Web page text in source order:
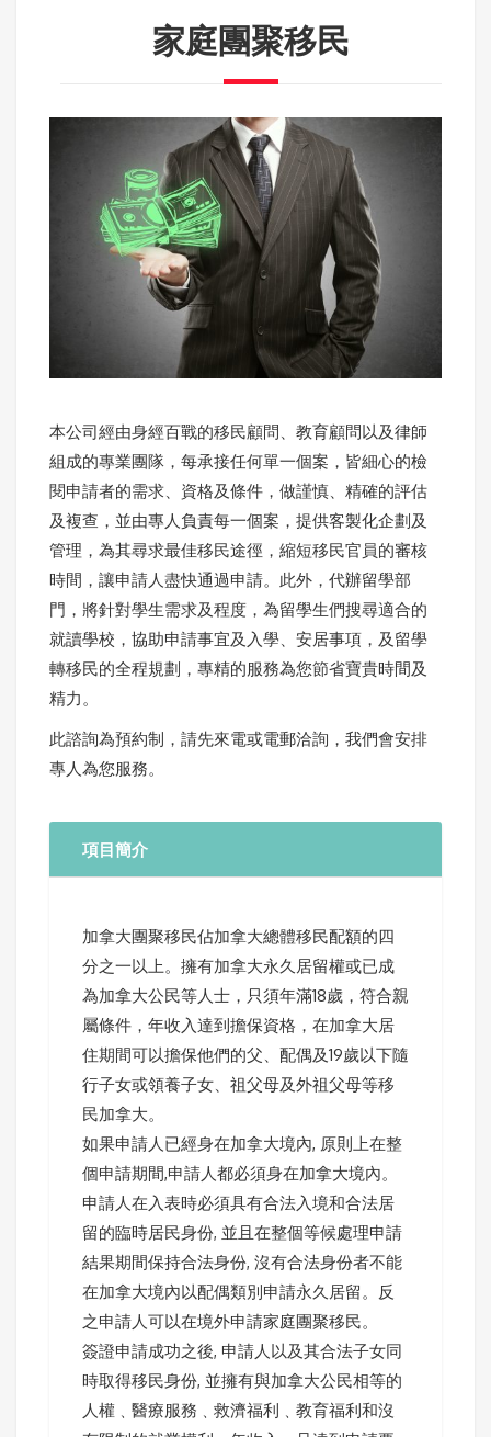
家庭團聚移民
本公司經由身經百戰的移民顧問、教育顧問以及律師
組成的專業團隊，每承接任何單一個案，皆細心的檢
閱申請者的需求、資格及條件，做謹慎、精確的評估
及複查，並由專人負責每一個案，提供客製化企劃及
管理，為其尋求最佳移民途徑，縮短移民官員的審核
時間，讓申請人盡快通過申請。此外，代辦留學部
門，將針對學生需求及程度，為留學生們搜尋適合的
就讀學校，協助申請事宜及入學、安居事項，及留學
轉移民的全程規劃，專精的服務為您節省寶貴時間及
精力。
此諮詢為預約制，請先來電或電郵洽詢，我們會安排
專人為您服務。
項目簡介
加拿大團聚移民佔加拿大總體移民配額的四
分之一以上。擁有加拿大永久居留權或已成
為加拿大公民等人士，只須年滿18歲，符合親
屬條件，年收入達到擔保資格，在加拿大居
住期間可以擔保他們的父、配偶及19歲以下隨
行子女或領養子女、祖父母及外祖父母等移
民加拿大。
如果申請人已經身在加拿大境內, 原則上在整
個申請期間,申請人都必須身在加拿大境內。
申請人在入表時必須具有合法入境和合法居
留的臨時居民身份, 並且在整個等候處理申請
結果期間保持合法身份, 沒有合法身份者不能
在加拿大境內以配偶類別申請永久居留。反
之申請人可以在境外申請家庭團聚移民。
簽證申請成功之後, 申請人以及其合法子女同
時取得移民身份, 並擁有與加拿大公民相等的
人權﹑醫療服務﹑救濟福利﹑教育福利和沒